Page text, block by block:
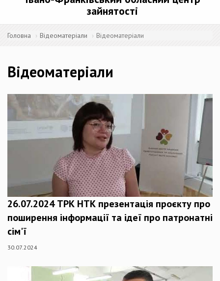
зайнятості
Головна Відеоматеріали Відеоматеріали
Відеоматеріали
26.07.2024 ТРК НТК презентація проєкту про
поширення інформації та ідеї про патронатні
сім'ї
30.07.2024